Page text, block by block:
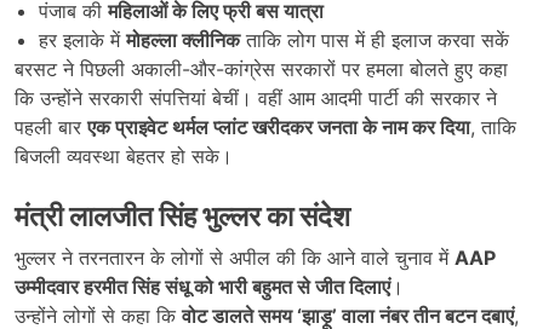
पंजाब कीमहिलाओं के लिए फ्री बस यात्रा
हर इलाके मेंमोहल्ला क्लीनिकताकि लोग पास में ही इलाज करवा सकें
बरसट ने पिछली अकाली-और-कांग्रेस सरकारों पर हमला बोलते हुए कहा
कि उन्होंने सरकारी संपत्तियां बेचीं। वहीं आम आदमी पार्टी की सरकार ने
पहली बारएक प्राइवेट थर्मल प्लांट खरीदकर जनता के नाम कर दिया, ताकि
बिजली व्यवस्था बेहतर हो सके।
मंत्री लालजीत सिंह भुल्लर का संदेश
भुल्लर ने तरनतारन के लोगों से अपील की कि आने वाले चुनाव में AAP
उम्मीदवार हरमीत सिंह संधू को भारी बहुमत से जीत दिलाएं।
उन्होंने लोगों से कहा किवोट डालते समय ‘झाड़ू’वाला नंबर तीन बटन दबाएं,